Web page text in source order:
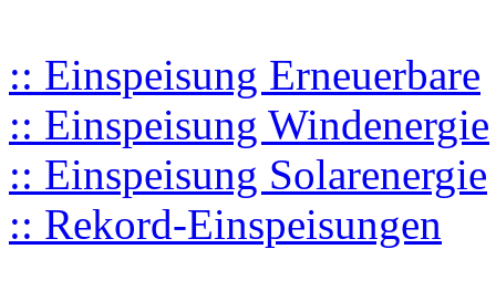
:: Einspeisung Erneuerbare
:: Einspeisung Windenergie
:: Einspeisung Solarenergie
:: Rekord-Einspeisungen